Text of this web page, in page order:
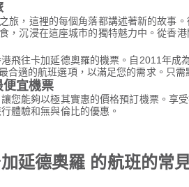
旅，這裡的每個角落都講述著新的故事
，沉浸在這座城市的獨特魅力中。從香
飛往卡加延德奧羅的機票。自2011年
合適的航班選項，以滿足您的需求。只
宜機票
您能夠以極其實惠的價格預訂機票。享
體驗和無與倫比的優惠。
延德奧羅 的航班的常